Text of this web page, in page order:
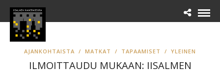
AJANKOHTAISTA / MATKAT / TAPAAMISET / YLEINEN
ILMOITTAUDU MUKAAN: IISALMEN